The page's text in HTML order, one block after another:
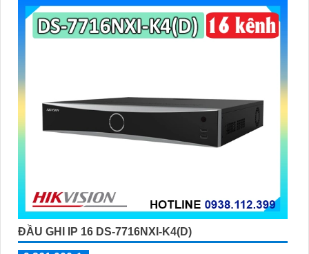
ĐẦU GHI IP 16 DS-7716NXI-K4(D)